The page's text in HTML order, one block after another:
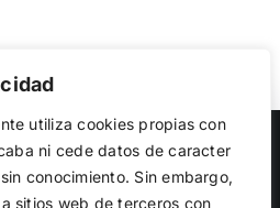
utiliza cookies propias con
ni cede datos de caracter
conocimiento. Sin embargo,
sitios web de terceros con
Nacional | All Rights Reserved
Facebook
TwitterInstagram
medir su uso y mejorar
aceptar todas las cookies,
o configurar sus preferencias.